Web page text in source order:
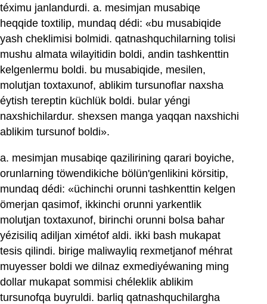
téximu janlandurdi. a. mesimjan musabiqe
heqqide toxtilip, mundaq dédi: «bu musabiqide
yash cheklimisi bolmidi. qatnashquchilarning tolisi
mushu almata wilayitidin boldi, andin tashkenttin
kelgenlermu boldi. bu musabiqide, mesilen,
molutjan toxtaxunof, ablikim tursunoflar naxsha
éytish tereptin küchlük boldi. bular yéngi
naxshichilardur. shexsen manga yaqqan naxshichi
ablikim tursunof boldi».
a. mesimjan musabiqe qazilirining qarari boyiche,
orunlarning töwendikiche bölün'genlikini körsitip,
mundaq dédi: «üchinchi orunni tashkenttin kelgen
ömerjan qasimof, ikkinchi orunni yarkentlik
molutjan toxtaxunof, birinchi orunni bolsa bahar
yézisiliq adiljan ximétof aldi. ikki bash mukapat
tesis qilindi. birige maliwayliq rexmetjanof méhrat
muyesser boldi we dilnaz exmediyéwaning ming
dollar mukapat sommisi chéleklik ablikim
tursunofqa buyruldi. barliq qatnashquchilargha